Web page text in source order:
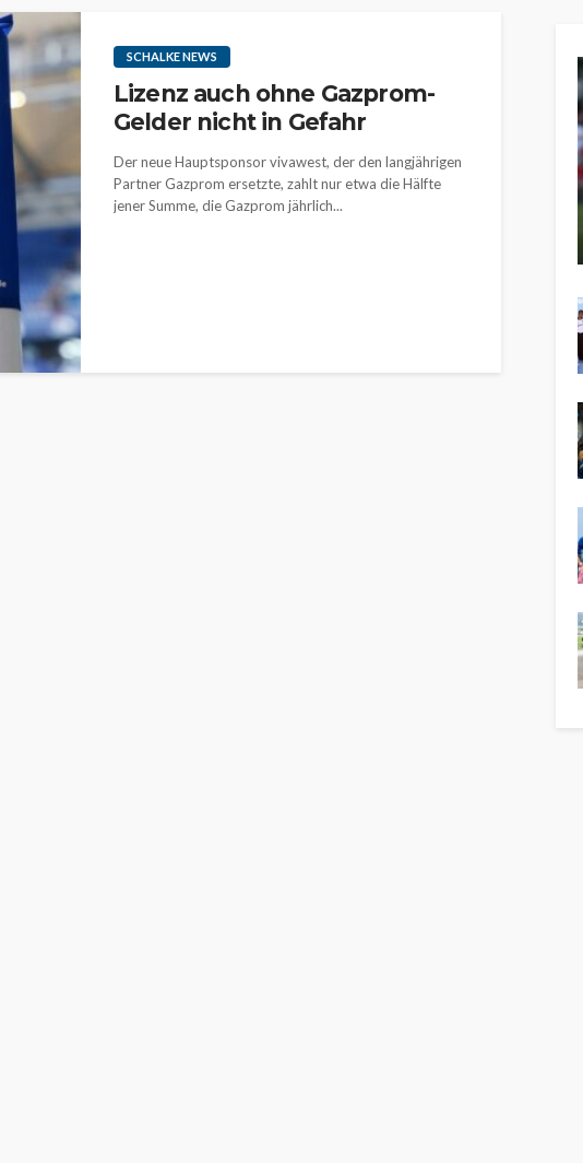
SCHALKE NEWS
Lizenz auch ohne Gazprom-
Gelder nicht in Gefahr
Der neue Hauptsponsor vivawest, der den langjährigen
Partner Gazprom ersetzte, zahlt nur etwa die Hälfte
jener Summe, die Gazprom jährlich...